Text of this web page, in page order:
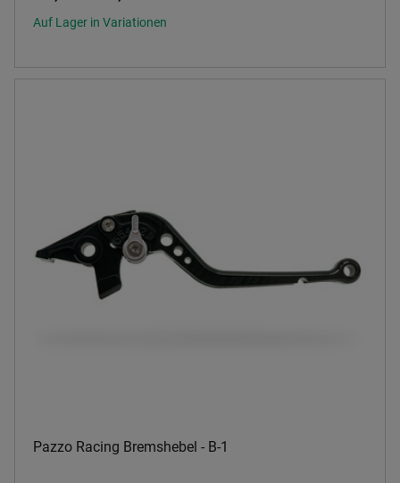
Auf Lager in Variationen
Pazzo Racing Bremshebel - B-1